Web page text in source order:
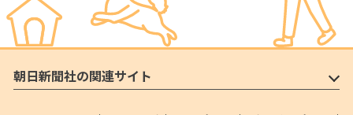
朝日新聞社の関連サイト